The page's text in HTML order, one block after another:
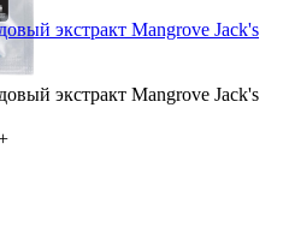
экстракт Mangrove Jack's
экстракт Mangrove Jack's